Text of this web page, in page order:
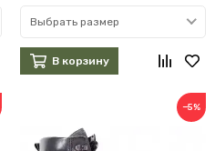
Выбрать размер
В корзину
−5%